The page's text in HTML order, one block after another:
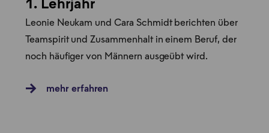
1. Lehrjahr
Leonie Neukam und Cara Schmidt berichten über
Teamspirit und Zusammenhalt in einem Beruf, der
noch häufiger von Männern ausgeübt wird.
mehr erfahren